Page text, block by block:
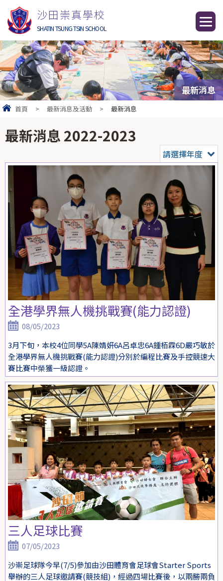
沙田崇真學校
SHATIN TSUNG TSIN SCHOOL
最新消息
首頁 > 最新消息及活動 > 最新消息
最新消息 2022-2023
請選擇年度
全港學界無人機挑戰賽(能力認證)
08/05/2023
3月下旬，本校4位同學5A陳婧妍6A呂卓忠6A鍾栢霖6D嚴巧敏於
全港學界無人機挑戰賽(能力認證)分別於編程比賽及手控競速大
賽比賽中榮獲一級認證。
三人足球比賽
07/05/2023
沙崇足球隊今早(7/5)參加由沙田體育會足球會Starter Sports
舉辦的三人足球邀請賽(競技組)，經過四場比賽後，以兩勝兩負